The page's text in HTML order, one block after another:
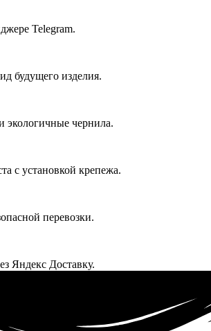
Telegram.
будущего изделия.
экологичные чернила.
с установкой крепежа.
перевозки.
Яндекс Доставку.